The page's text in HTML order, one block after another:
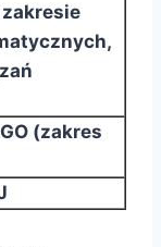
(zakres